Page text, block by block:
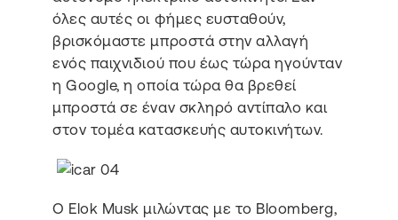
όλες αυτές οι φήμες ευσταθούν,
βρισκόμαστε μπροστά στην αλλαγή
ενός παιχνιδιού που έως τώρα ηγούνταν
η Google, η οποία τώρα θα βρεθεί
μπροστά σε έναν σκληρό αντίπαλο και
στον τομέα κατασκευής αυτοκινήτων.
Ο Elok Musk μιλώντας με το Bloomberg,